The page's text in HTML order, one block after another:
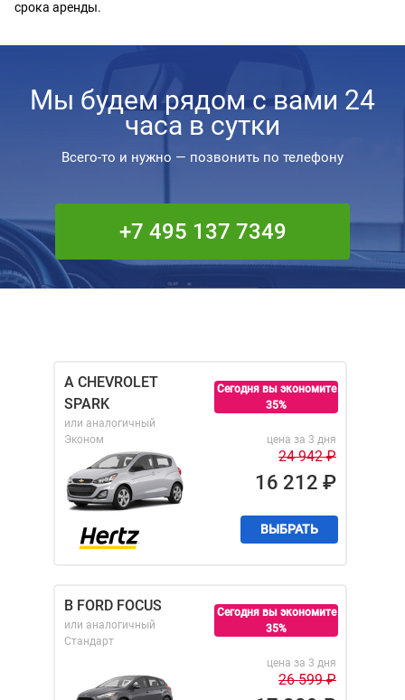
срока аренды.
Мы будем рядом с вами 24
часа в сутки
Всего-то и нужно — позвонить по телефону
+7 495 137 7349
A CHEVROLET
SPARK
или аналогичный
Эконом
Сегодня вы экономите
35%
цена за 3 дня
24 942₽
16 212 ₽
ВЫБРАТЬ
B FORD FOCUS
или аналогичный
Стандарт
Сегодня вы экономите
35%
цена за 3 дня
26 599₽